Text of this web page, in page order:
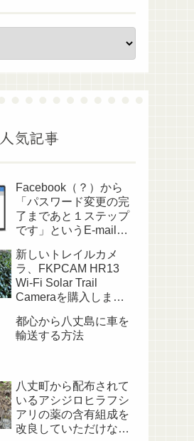
人気記事
Facebook（？）から
「パスワード変更の完
了まであと１ステップ
です」というE-mailが
新しいトレイルカメ
ラ、FKPCAM HR13
Wi-Fi Solar Trail
Cameraを購入しまし
都心から八丈島に車を
輸送する方法
八丈町から配布されて
いるアシジロヒラフシ
アリの薬の含有組成を
改良していただけない